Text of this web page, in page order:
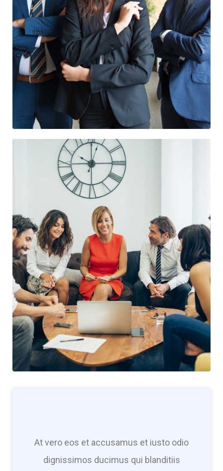
At vero eos et accusamus et iusto odio
dignissimos ducimus qui blanditiis